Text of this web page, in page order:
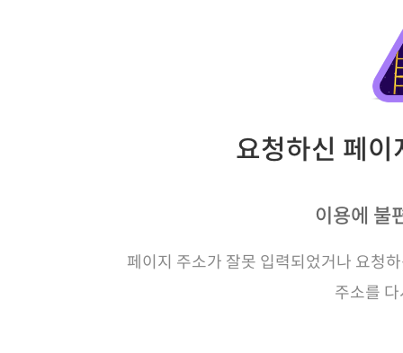
요청하신 페
이용에 불
페이지 주소가 잘못 입력되었거나 요청
주소를